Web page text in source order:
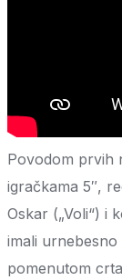
Povodom prvih
igračkama 5″,
Oskar („Voli“) i
imali
pomenutom